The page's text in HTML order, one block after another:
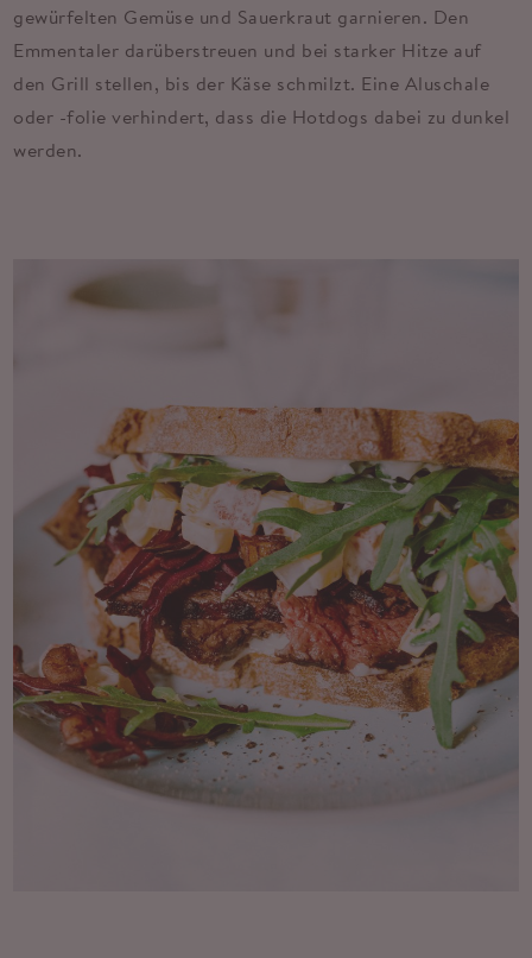
gewürfelten Gemüse und Sauerkraut garnieren. Den
Emmentaler darüberstreuen und bei starker Hitze auf
den Grill stellen, bis der Käse schmilzt. Eine Aluschale
oder -folie verhindert, dass die Hotdogs dabei zu dunkel
werden.